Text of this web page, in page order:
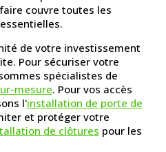
couvre toutes les
de votre investissement
Pour sécuriser votre
spécialistes de
mesure. Pour vos accès
l'installation de porte de
et protéger votre
de clôtures pour les